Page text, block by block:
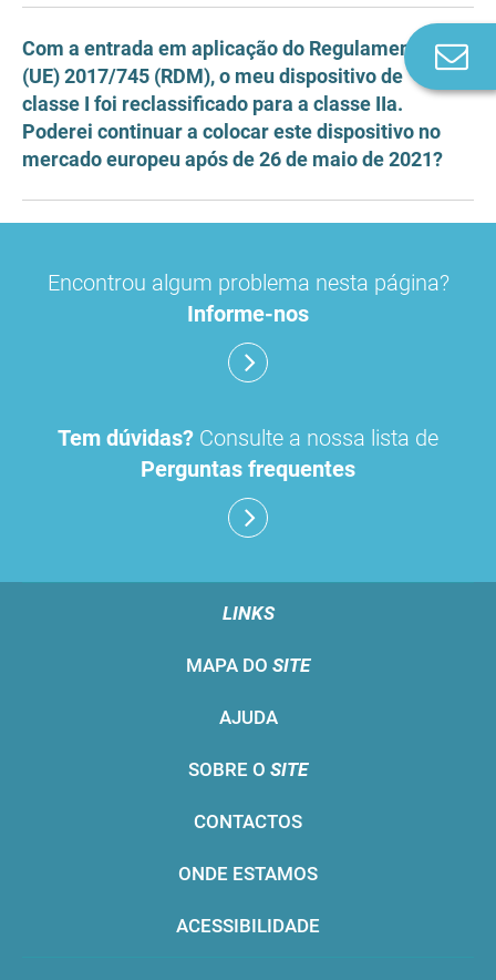
Com a entrada em aplicação do Regulamento
(UE) 2017/745 (RDM), o meu dispositivo de
classe I foi reclassificado para a classe IIa.
Poderei continuar a colocar este dispositivo no
mercado europeu após de 26 de maio de 2021?
Encontrou algum problema nesta página?
Informe-nos
Tem dúvidas? Consulte a nossa lista de
Perguntas frequentes
LINKS
MAPA DO SITE
AJUDA
SOBRE O SITE
CONTACTOS
ONDE ESTAMOS
ACESSIBILIDADE